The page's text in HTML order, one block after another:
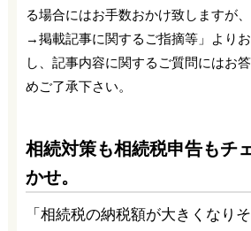
る場合にはお手数おかけ致しますが
→掲載記事に関するご指摘等」より
し、記事内容に関するご質問にはお
めご了承下さい。
相続対策も相続税申告もチ
かせ。
「相続税の納税額が大きくなり